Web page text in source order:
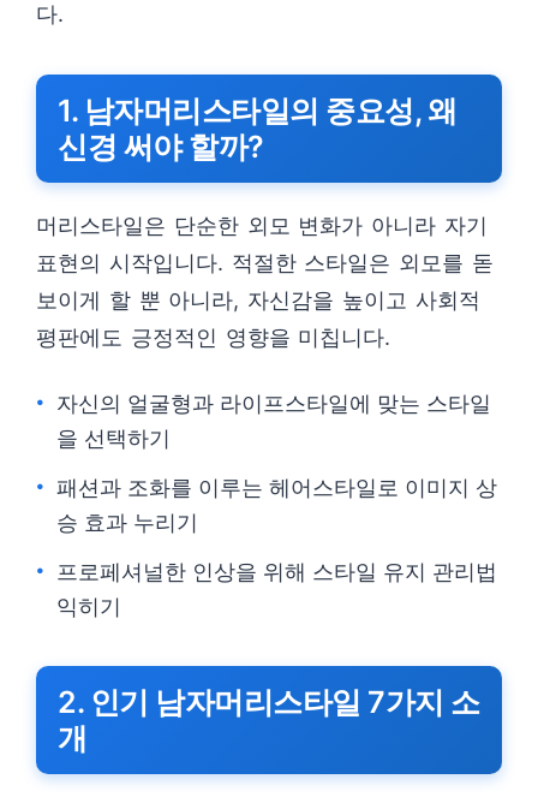
다.
1. 남자머리스타일의 중요성, 왜
신경 써야 할까?
머리스타일은 단순한 외모 변화가 아니라 자기
표현의 시작입니다. 적절한 스타일은 외모를 돋
보이게 할 뿐 아니라, 자신감을 높이고 사회적
평판에도 긍정적인 영향을 미칩니다.
자신의 얼굴형과 라이프스타일에 맞는 스타일
을 선택하기
패션과 조화를 이루는 헤어스타일로 이미지 상
승 효과 누리기
프로페셔널한 인상을 위해 스타일 유지 관리법
익히기
2. 인기 남자머리스타일 7가지 소
개